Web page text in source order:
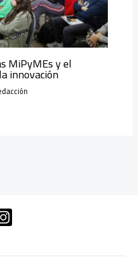
MiPyMEs y el
innovación